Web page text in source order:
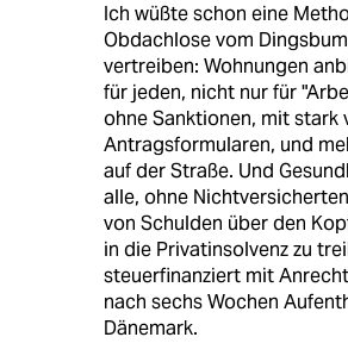
Ich wüßte schon eine
Obdachlose vom
vertreiben: Wohnungen
für jeden, nicht nur für
ohne Sanktionen, mit stark
Antragsformularen, und
auf der Straße. Und
alle, ohne
von Schulden über den
in die Privatinsolvenz zu
steuerfinanziert mit
nach sechs Wochen
Dänemark.